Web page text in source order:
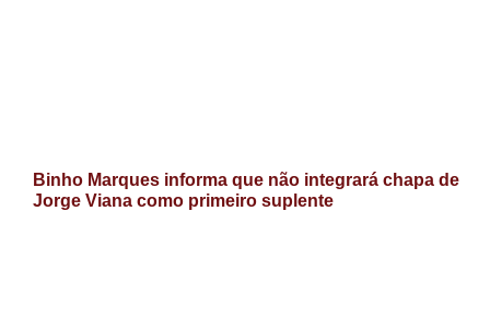
Binho Marques informa que não integrará chapa de
Jorge Viana como primeiro suplente